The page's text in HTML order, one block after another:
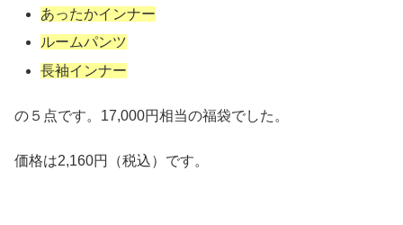
あったかインナー
ルームパンツ
長袖インナー
の５点です。17,000円相当の福袋でした。
価格は2,160円（税込）です。